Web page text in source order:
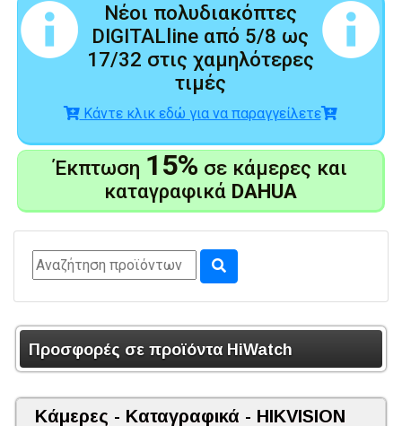
Νέοι πολυδιακόπτες
DIGITALline από 5/8 ως
17/32 στις χαμηλότερες
τιμές
Κάντε κλικ εδώ για να παραγγείλετε
Έκπτωση 15% σε κάμερες και
καταγραφικά DAHUA
Προσφορές σε προϊόντα HiWatch
Κάμερες - Καταγραφικά - HIKVISION